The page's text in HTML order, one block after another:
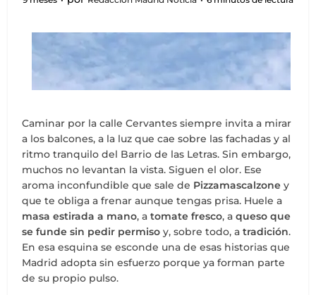
Caminar por la calle Cervantes siempre invita a mirar
a los balcones, a la luz que cae sobre las fachadas y al
ritmo tranquilo del Barrio de las Letras. Sin embargo,
muchos no levantan la vista. Siguen el olor. Ese
aroma inconfundible que sale de Pizzamascalzoney
que te obliga a frenar aunque tengas prisa. Huele a
masa estirada a mano, atomate fresco, aqueso que
se funde sin pedir permiso y, sobre todo, atradición.
En esa esquina se esconde una de esas historias que
Madrid adopta sin esfuerzo porque ya forman parte
de su propio pulso.